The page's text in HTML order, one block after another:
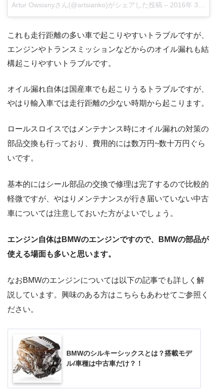
Artur Owsianyさん(@artsianko)がシェアした投稿 – 2016年 3月月12日午後12時28分PST
これも走行距離の多い車で起こりやすいトラブルですが、
エンジンやトランスミッションなどからのオイル漏れも結
構起こりやすいトラブルです。
オイル漏れ自体は国産車でも起こりうるトラブルですが、
やはり輸入車では走行距離の少ない時期から起こります。
ロールスロイスではメンテナンス時にオイル漏れの対策の
部品交換も行っており、費用的には数万円~数十万円ぐら
いです。
基本的にはシール部品の交換で修理は完了するので比較的
軽微ですが、やはりメンテナンスが行き届いていない中古
車については注意しておいた方がよいでしょう。
エンジン自体はBMWのエンジンですので、BMWの部品が
使える場面も多いと思います。
なおBMWのエンジンについては以下の記事でも詳しく解
説しています。興味のある方はこちらもあわせてご参照く
ださい。
BMWのシルキーシックスとは？搭載モデ
ル/車種は中古車だけ？！